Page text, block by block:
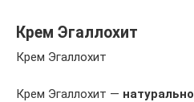
Крем Эгаллохит
Крем Эгаллохит
Крем Эгаллохит —